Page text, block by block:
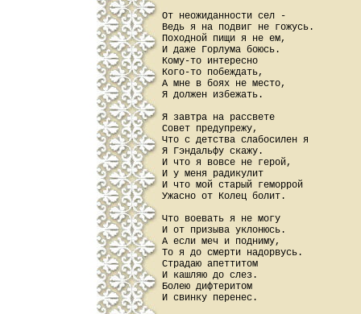
От неожиданности сел -
Ведь я на подвиг не гожусь.
Походной пищи я не ем,
И даже Горлума боюсь.
Кому-то интересно
Кого-то побеждать,
А мне в боях не место,
Я должен избежать.
Я завтра на рассвете
Совет предупрежу,
Что с детства слабосилен я
Я Гэндальфу скажу.
И что я вовсе не герой,
И у меня радикулит
И что мой старый геморрой
Ужасно от Колец болит.
Что воевать я не могу
И от призыва уклонюсь.
А если меч и подниму,
То я до смерти надорвусь.
Страдаю апеттитом
И кашляю до слез.
Болею дифтеритом
И свинку перенес.